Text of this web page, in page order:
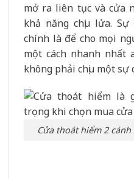
mở ra liên tục và cửa
khả năng chịu lửa.
chính là để cho mọi
một cách nhanh nhất
không phải chịu một sự
Cửa thoát hiểm 2